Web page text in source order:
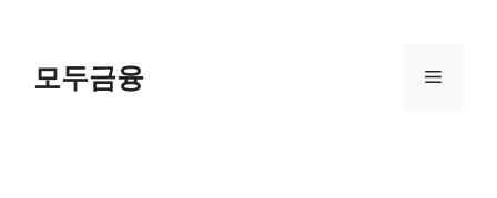
content모두금융 Menu